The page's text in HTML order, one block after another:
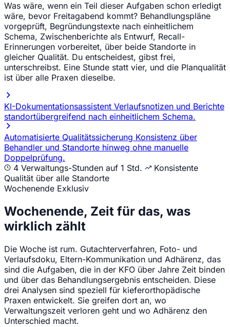
Was wäre, wenn ein Teil dieser Aufgaben schon erledigt
wäre, bevor Freitagabend kommt? Behandlungspläne
vorgeprüft, Begründungstexte nach einheitlichem
Schema, Zwischenberichte als Entwurf, Recall-
Erinnerungen vorbereitet, über beide Standorte in
gleicher Qualität. Du entscheidest, gibst frei,
unterschreibst. Eine Stunde statt vier, und die Planqualität
ist über alle Praxen dieselbe.
KI-Dokumentationsassistent Verlaufsnotizen und Berichte
standortübergreifend nach einheitlichem Schema.
Automatisierte Qualitätssicherung Konsistenz über
Behandler und Standorte hinweg ohne manuelle
Doppelprüfung.
4 Verwaltungs-Stunden auf 1 Std.
Konsistente
Qualität über alle Standorte
Wochenende Exklusiv
Wochenende, Zeit für das, was
wirklich zählt
Die Woche ist rum. Gutachterverfahren, Foto- und
Verlaufsdoku, Eltern-Kommunikation und Adhärenz, das
sind die Aufgaben, die in der KFO über Jahre Zeit binden
und über das Behandlungsergebnis entscheiden. Diese
drei Analysen sind speziell für kieferorthopädische
Praxen entwickelt. Sie greifen dort an, wo
Verwaltungszeit verloren geht und wo Adhärenz den
Unterschied macht.